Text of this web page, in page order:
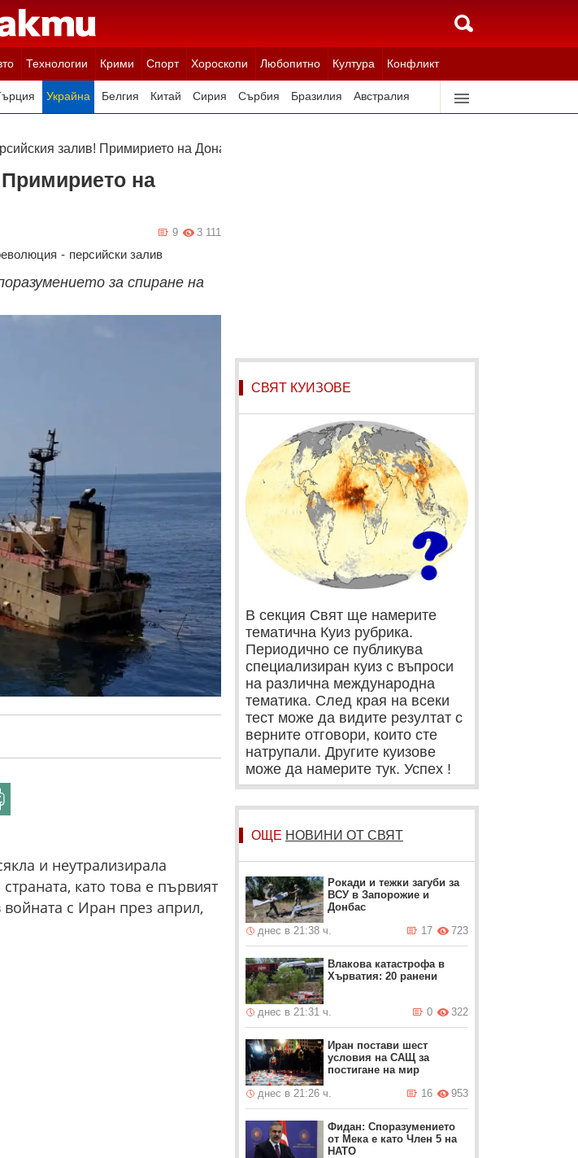
Технологии Крими Спорт Хороскопи Любопитно Култура Конфликт
Украйна Белгия Китай Сирия Сърбия Бразилия Австралия
залив! Примирието на Доналд Тръмп отново виси на косъм
на
3 111
9
- персийски залив
за спиране на
и неутрализирала
като това е първият
с Иран през април,
СВЯТ КУИЗОВЕ
В секция Свят ще намерите
тематична Куиз рубрика.
Периодично се публикува
специализиран куиз с въпроси
на различна международна
тематика. След края на всеки
тест може да видите резултат с
верните отговори, които сте
натрупали. Другите куизове
може да намерите тук. Успех !
ОЩЕ НОВИНИ ОТ СВЯТ
Рокади и тежки загуби за
ВСУ в Запорожие и
Донбас
днес в 21:38 ч.
723
17
Влакова катастрофа в
Хърватия: 20 ранени
днес в 21:31 ч. 322
0
Иран постави шест
условия на САЩ за
постигане на мир
днес в 21:26 ч.
953
16
Фидан: Споразумението
от Мека е като Член 5 на
НАТО